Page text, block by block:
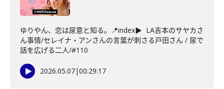
ゆりやん、恋は尿意と知る。📍index▶ LA吉本のサヤカさ
ん事情/セレイナ・アンさんの言葉が刺さる戸田さん / 尿で
話を広げる二人/#110
2026.05.07|00:29:17